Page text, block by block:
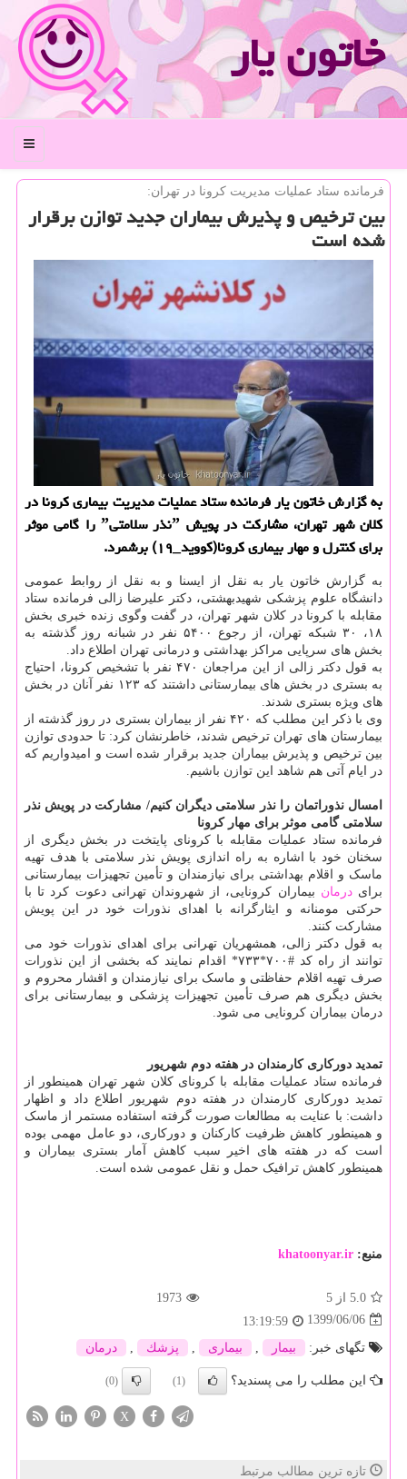
خاتون یار
منو
فرمانده ستاد عملیات مدیریت كرونا در تهران:
بین ترخیص و پذیرش بیماران جدید توازن برقرار
شده است
به گزارش خاتون یار فرمانده ستاد عملیات مدیریت بیماری كرونا در
كلان شهر تهران، مشاركت در پویش ˮنذر سلامتیˮ را گامی موثر
برای كنترل و مهار بیماری كرونا(كووید_۱۹) برشمرد.
به گزارش خاتون یار به نقل از ایسنا و به نقل از روابط عمومی
دانشگاه علوم پزشکی شهیدبهشتی، دکتر علیرضا زالی فرمانده ستاد
مقابله با کرونا در کلان شهر تهران، در گفت وگوی زنده خبری بخش
۱۸، ۳۰ شبکه تهران، از رجوع ۵۴۰۰ نفر در شبانه روز گذشته به
بخش های سرپایی مراکز بهداشتی و درمانی تهران اطلاع داد.
به قول دکتر زالی از این مراجعان ۴۷۰ نفر با تشخیص کرونا، احتیاج
به بستری در بخش های بیمارستانی داشتند که ۱۲۳ نفر آنان در بخش
های ویژه بستری شدند.
وی با ذکر این مطلب که ۴۲۰ نفر از بیماران بستری در روز گذشته از
بیمارستان های تهران ترخیص شدند، خاطرنشان کرد: تا حدودی توازن
بین ترخیص و پذیرش بیماران جدید برقرار شده است و امیدواریم که
در ایام آتی هم شاهد این توازن باشیم.
امسال نذوراتمان را نذر سلامتی دیگران کنیم/ مشارکت در پویش نذر
سلامتی گامی موثر برای مهار کرونا
فرمانده ستاد عملیات مقابله با کرونای پایتخت در بخش دیگری از
سخنان خود با اشاره به راه اندازی پویش نذر سلامتی با هدف تهیه
ماسک و اقلام بهداشتی برای نیازمندان و تأمین تجهیزات بیمارستانی
برایدرمان بیماران کرونایی، از شهروندان تهرانی دعوت کرد تا با
حرکتی مومنانه و ایثارگرانه با اهدای نذورات خود در این پویش
مشارکت کنند.
به قول دکتر زالی، همشهریان تهرانی برای اهدای نذورات خود می
توانند از راه کد #۷۰۰*۷۳۳* اقدام نمایند که بخشی از این نذورات
صرف تهیه اقلام حفاظتی و ماسک برای نیازمندان و اقشار محروم و
بخش دیگری هم صرف تأمین تجهیزات پزشکی و بیمارستانی برای
درمان بیماران کرونایی می شود.
تمدید دورکاری کارمندان در هفته دوم شهریور
فرمانده ستاد عملیات مقابله با کرونای کلان شهر تهران همینطور از
تمدید دورکاری کارمندان در هفته دوم شهریور اطلاع داد و اظهار
داشت: با عنایت به مطالعات صورت گرفته استفاده مستمر از ماسک
و همینطور کاهش ظرفیت کارکنان و دورکاری، دو عامل مهمی بوده
است که در هفته های اخیر سبب کاهش آمار بستری بیماران و
همینطور کاهش ترافیک حمل و نقل عمومی شده است.
منبع: khatoonyar.ir
5.0 از 5
1973
1399/06/06
13:19:59
تگهای خبر:
بیمار بیماری پزشك درمان
این مطلب را می پسندید؟ (1)
(0)
X
تازه ترین مطالب مرتبط